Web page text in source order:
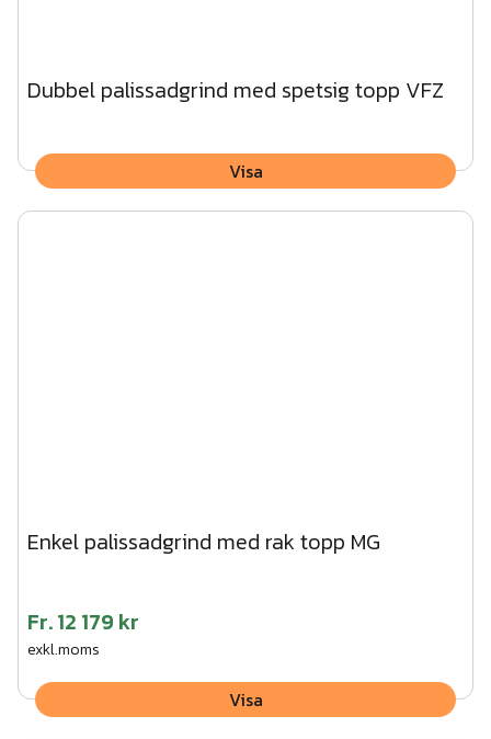
Dubbel palissadgrind med spetsig topp VFZ
Visa
Enkel palissadgrind med rak topp MG
Fr.12 179 kr
exkl.moms
Visa